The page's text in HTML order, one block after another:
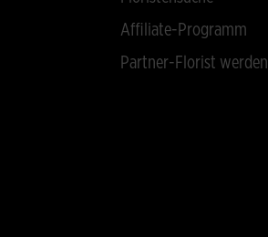
Affiliate-Programm
Partner-Florist werden